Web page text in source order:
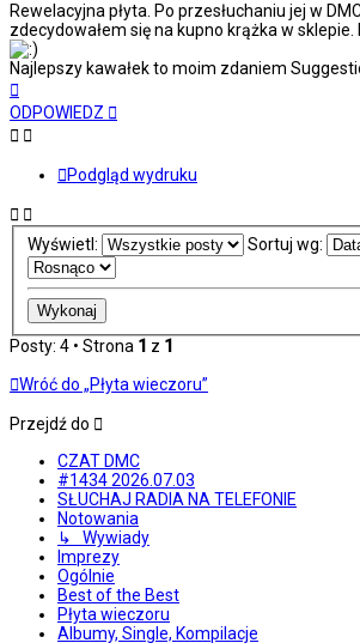
Rewelacyjna płyta. Po przesłuchaniu jej w
zdecydowałem się na kupno krążka w
Najlepszy kawałek to moim zdaniem
górę
ODPOWIEDZ
Podgląd wydruku
Wyświetl: Sortuj wg:
Posty: 4 • Strona 1 z 1
Wróć do „Płyta wieczoru”
Przejdź do
CZAT DMC
#1434 2026.07.03
SŁUCHAJ RADIA NA TELEFONIE
Notowania
↳ Wywiady
Imprezy
Ogólnie
Best of the Best
Płyta wieczoru
Albumy, Single, Kompilacje